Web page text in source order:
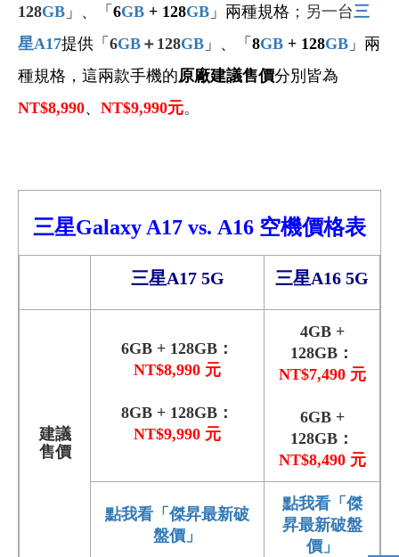
128GB 」、「 6GB + 128GB 」兩種規格 ；另一台三
星A17提供「 6GB ＋128GB 」、「 8GB + 128GB 」兩
種規格，這兩款手機的原廠建議售價分別皆為
NT$8,990、 NT$9,990元。
三星Galaxy A17 vs. A16 空機價格表
三星A17 5G 三星A16 5G
建議
售價
6GB + 128GB：
NT$8,990 元
8GB + 128GB：
NT$9,990 元
4GB +
128GB：
NT$7,490 元
6GB +
128GB：
NT$8,490 元
點我看「傑昇最新破
盤價」
點我看「傑
昇最新破盤
價」